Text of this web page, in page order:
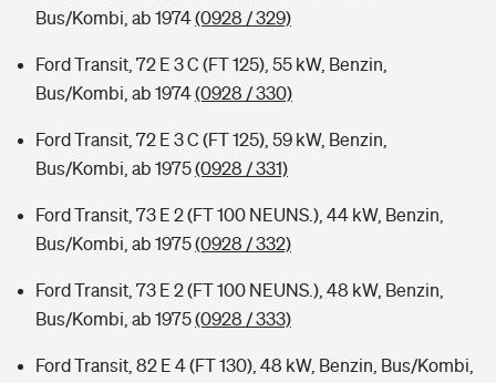
Bus/Kombi, ab 1974(0928 / 329)
Ford Transit, 72 E 3 C (FT 125), 55 kW, Benzin,
Bus/Kombi, ab 1974(0928 / 330)
Ford Transit, 72 E 3 C (FT 125), 59 kW, Benzin,
Bus/Kombi, ab 1975(0928 / 331)
Ford Transit, 73 E 2 (FT 100 NEUNS.), 44 kW, Benzin,
Bus/Kombi, ab 1975(0928 / 332)
Ford Transit, 73 E 2 (FT 100 NEUNS.), 48 kW, Benzin,
Bus/Kombi, ab 1975(0928 / 333)
Ford Transit, 82 E 4 (FT 130), 48 kW, Benzin, Bus/Kombi,